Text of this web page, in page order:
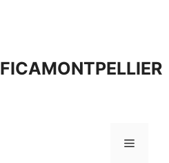
FICAMONTPELLIER
Menu